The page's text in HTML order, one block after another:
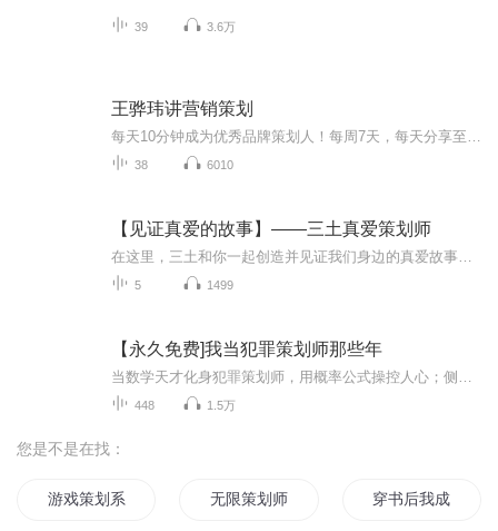
39 3.6万
王骅玮讲营销策划
38 6010
【见证真爱的故事】——三土真爱策划师
5 1499
【永久免费]我当犯罪策划师那些年
448 1.5万
您是不是在找：
游戏策划系统 无限策划师 穿书后我成了首